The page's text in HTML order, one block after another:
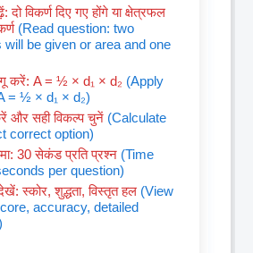
दो विकर्ण दिए गए होंगे या क्षेत्रफल
(Read question: two
will be given or area and one
करें: A = ½ × d₁ × d₂ (Apply
= ½ × d₁ × d₂)
और सही विकल्प चुनें (Calculate
correct option)
30 सेकंड प्रति प्रश्न (Time
per question)
स्कोर, शुद्धता, विस्तृत हल (View
accuracy, detailed